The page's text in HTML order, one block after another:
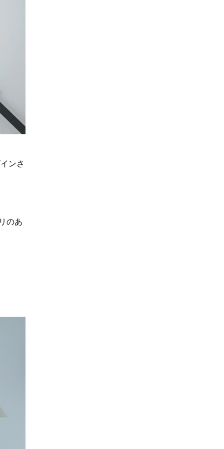
ンさ
のあ